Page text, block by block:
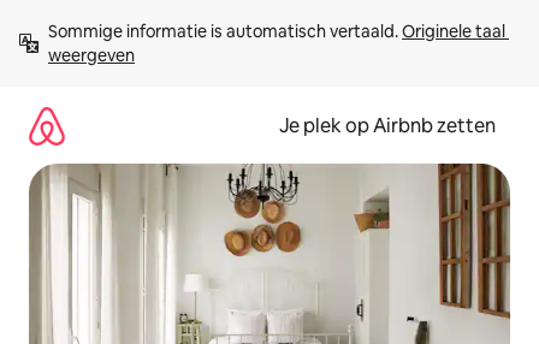
direct
naar
Sommige informatie is automatisch vertaald. Originele taal
weergeven
Je plek op Airbnb zetten